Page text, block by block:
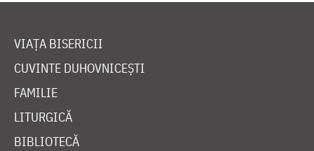
VIAȚA BISERICII
CUVINTE DUHOVNICEȘTI
FAMILIE
LITURGICĂ
BIBLIOTECĂ